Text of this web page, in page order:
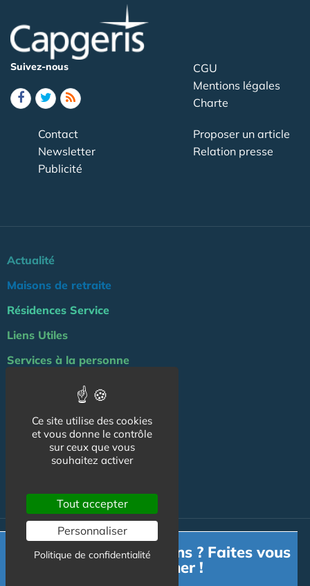
Suivez-nous
CGU
Mentions légales
Charte
Contact
Newsletter
Publicité
Proposer un article
Relation presse
Actualité
Maisons de retraite
Résidences Service
Liens Utiles
Services à la personne
Logement Senior
Emploi & formation
Professionnels
© Australis 2026 - Tous droits réservés. // Gestion des cookies
Besoin d'informations ? Faites vous
accompagner !
Ce site utilise des cookies
et vous donne le contrôle
sur ceux que vous
souhaitez activer
Tout accepter
Personnaliser
Politique de confidentialité